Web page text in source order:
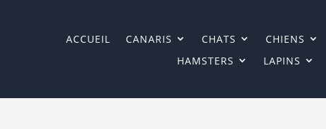
ACCUEIL CANARIS CHATS CHIENS
HAMSTERS
LAPINS